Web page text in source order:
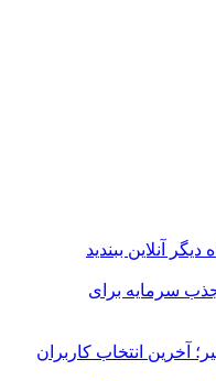
آنلاین ببندید
سرمایه برای
آخرین انتخاب کاربران